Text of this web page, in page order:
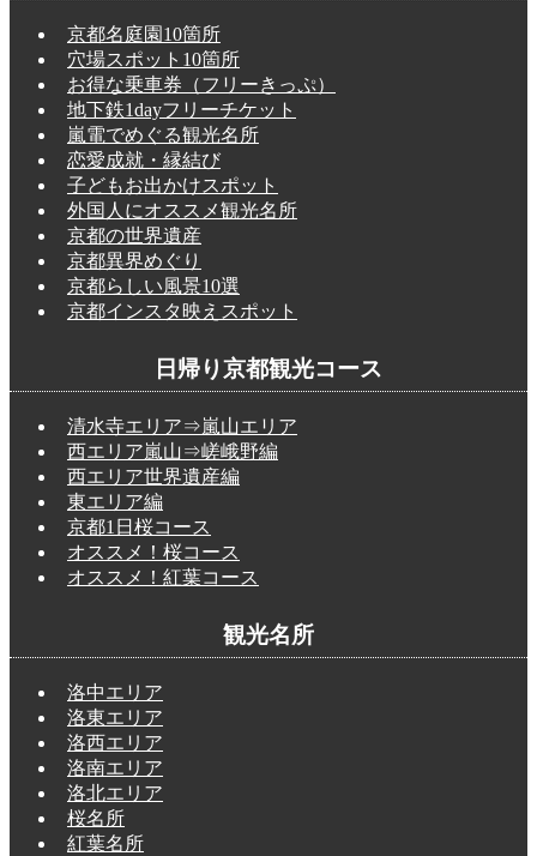
京都名庭園10箇所
穴場スポット10箇所
お得な乗車券（フリーきっぷ）
地下鉄1dayフリーチケット
嵐電でめぐる観光名所
恋愛成就・縁結び
子どもお出かけスポット
外国人にオススメ観光名所
京都の世界遺産
京都異界めぐり
京都らしい風景10選
京都インスタ映えスポット
日帰り京都観光コース
清水寺エリア⇒嵐山エリア
西エリア嵐山⇒嵯峨野編
西エリア世界遺産編
東エリア編
京都1日桜コース
オススメ！桜コース
オススメ！紅葉コース
観光名所
洛中エリア
洛東エリア
洛西エリア
洛南エリア
洛北エリア
桜名所
紅葉名所